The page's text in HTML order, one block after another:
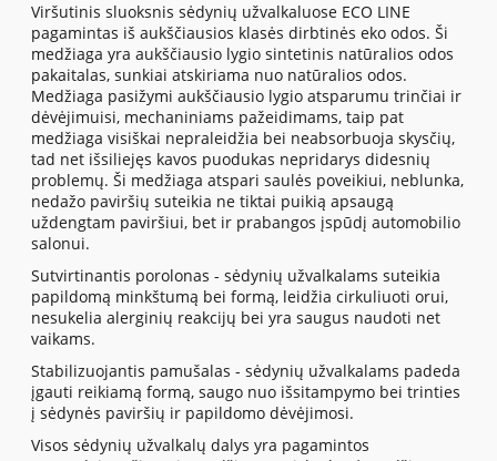
Viršutinis sluoksnis sėdynių užvalkaluose ECO LINE
pagamintas iš aukščiausios klasės dirbtinės eko odos. Ši
medžiaga yra aukščiausio lygio sintetinis natūralios odos
pakaitalas, sunkiai atskiriama nuo natūralios odos.
Medžiaga pasižymi aukščiausio lygio atsparumu trinčiai ir
dėvėjimuisi, mechaniniams pažeidimams, taip pat
medžiaga visiškai nepraleidžia bei neabsorbuoja skysčių,
tad net išsiliejęs kavos puodukas nepridarys didesnių
problemų. Ši medžiaga atspari saulės poveikiui, neblunka,
nedažo paviršių suteikia ne tiktai puikią apsaugą
uždengtam paviršiui, bet ir prabangos įspūdį automobilio
salonui.
Sutvirtinantis porolonas - sėdynių užvalkalams suteikia
papildomą minkštumą bei formą, leidžia cirkuliuoti orui,
nesukelia alerginių reakcijų bei yra saugus naudoti net
vaikams.
Stabilizuojantis pamušalas - sėdynių užvalkalams padeda
įgauti reikiamą formą, saugo nuo išsitampymo bei trinties
į sėdynės paviršių ir papildomo dėvėjimosi.
Visos sėdynių užvalkalų dalys yra pagamintos